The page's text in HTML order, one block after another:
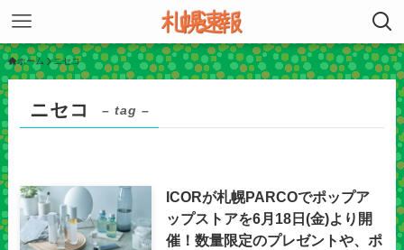
ホーム ニセコ
ニセコ – tag –
ICORが札幌PARCOでポップア
ップストアを6月18日(金)より開
催！数量限定のプレゼントや、ポ